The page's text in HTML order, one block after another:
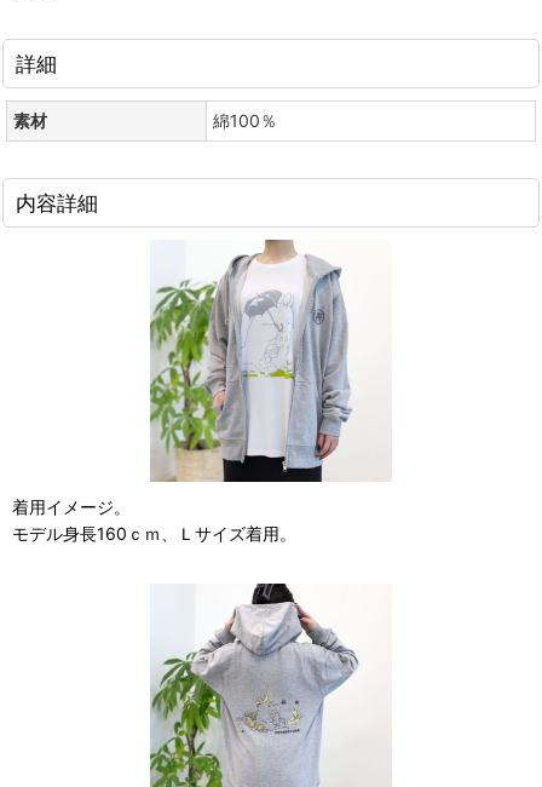
詳細
素材 綿100％
内容詳細
着用イメージ。
モデル身長160ｃｍ、Ｌサイズ着用。